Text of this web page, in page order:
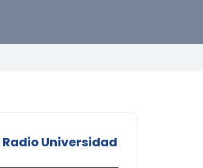
Radio Universidad